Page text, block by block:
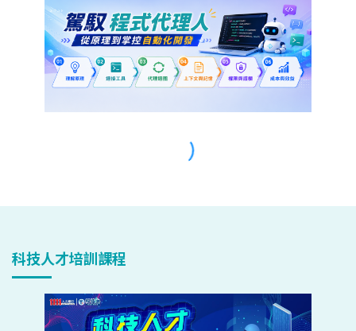
科技人才培訓課程